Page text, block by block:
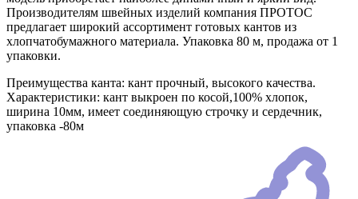
Производителям швейных изделий компания ПРОТОС
предлагает широкий ассортимент готовых кантов из
хлопчатобумажного материала. Упаковка 80 м, продажа от 1
упаковки.
Преимущества канта: кант прочный, высокого качества.
Характеристики: кант выкроен по косой,100% хлопок,
ширина 10мм, имеет соединяющую строчку и сердечник,
упаковка -80м